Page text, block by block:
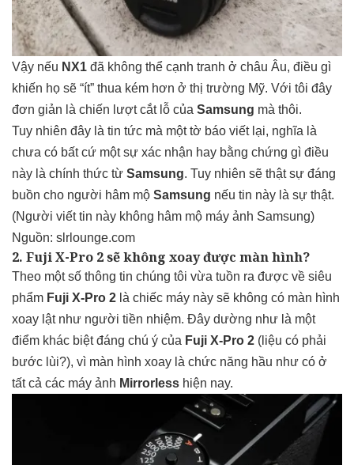
Vậy nếu NX1 đã không thể cạnh tranh ở châu Âu, điều gì
khiến họ sẽ “ít” thua kém hơn ở thị trường Mỹ. Với tôi đây
đơn giản là chiến lượt cắt lỗ của Samsung mà thôi.
Tuy nhiên đây là tin tức mà một tờ báo viết lại, nghĩa là
chưa có bất cứ một sự xác nhận hay bằng chứng gì điều
này là chính thức từ Samsung. Tuy nhiên sẽ thật sự đáng
buồn cho người hâm mộ Samsung nếu tin này là sự thật.
(Người viết tin này không hâm mộ máy ảnh Samsung)
Nguồn: slrlounge.com
2. Fuji X-Pro 2 sẽ không xoay được màn hình?
Theo một số thông tin chúng tôi vừa tuồn ra được về siêu
phẩm Fuji X-Pro 2 là chiếc máy này sẽ không có màn hình
xoay lật như người tiền nhiệm. Đây dường như là một
điểm khác biệt đáng chú ý của Fuji X-Pro 2 (liệu có phải
bước lùi?), vì màn hình xoay là chức năng hầu như có ở
tất cả các máy ảnh Mirrorless hiện nay.